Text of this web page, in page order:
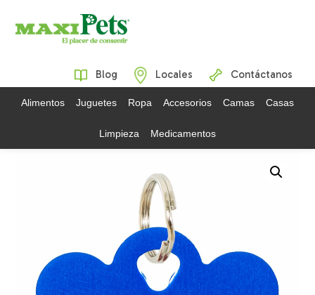
Blog Locales Contáctanos
Alimentos Juguetes Ropa Accesorios Camas Casas
Limpieza Medicamentos